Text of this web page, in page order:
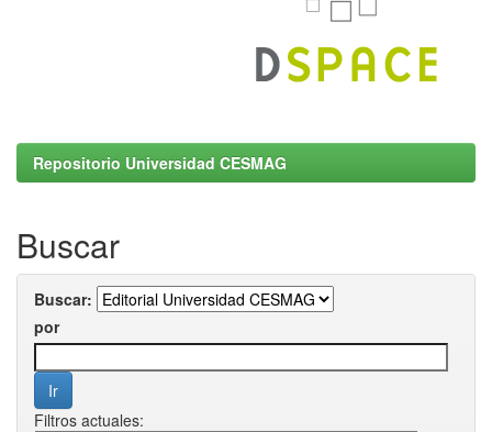
Repositorio Universidad CESMAG
Buscar
Buscar:
por
Filtros actuales: